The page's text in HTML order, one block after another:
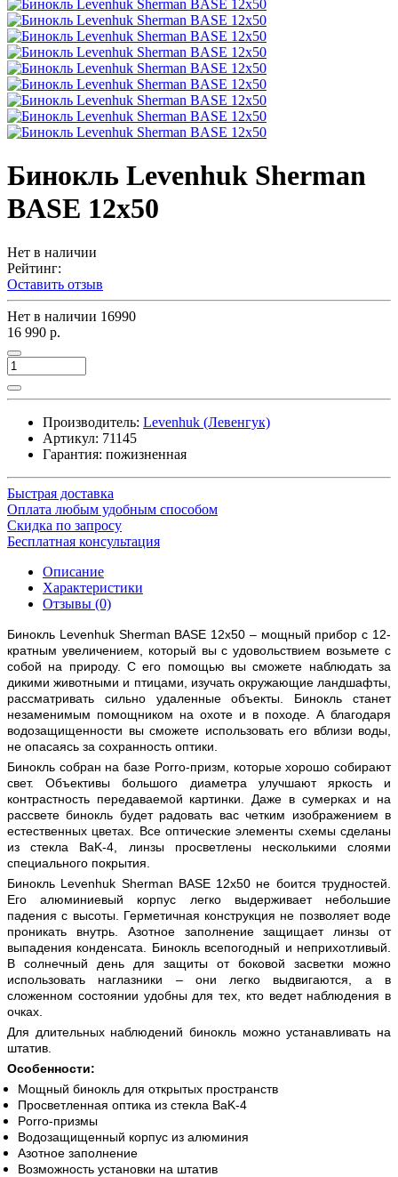
Бинокль Levenhuk Sherman
BASE 12x50
Нет в наличии
Рейтинг:
Оставить отзыв
Нет в наличии 16990
16 990 р.
Производитель: Levenhuk (Левенгук)
Артикул: 71145
Гарантия: пожизненная
Быстрая доставка
Оплата любым удобным способом
Скидка по запросу
Бесплатная консультация
Описание
Характеристики
Отзывы (0)
Бинокль Levenhuk Sherman BASE 12x50 – мощный прибор с 12-
кратным увеличением, который вы с удовольствием возьмете с
собой на природу. С его помощью вы сможете наблюдать за
дикими животными и птицами, изучать окружающие ландшафты,
рассматривать сильно удаленные объекты. Бинокль станет
незаменимым помощником на охоте и в походе. А благодаря
водозащищенности вы сможете использовать его вблизи воды,
не опасаясь за сохранность оптики.
Бинокль собран на базе Porro-призм, которые хорошо собирают
свет. Объективы большого диаметра улучшают яркость и
контрастность передаваемой картинки. Даже в сумерках и на
рассвете бинокль будет радовать вас четким изображением в
естественных цветах. Все оптические элементы схемы сделаны
из стекла BaK-4, линзы просветлены несколькими слоями
специального покрытия.
Бинокль Levenhuk Sherman BASE 12x50 не боится трудностей.
Его алюминиевый корпус легко выдерживает небольшие
падения с высоты. Герметичная конструкция не позволяет воде
проникать внутрь. Азотное заполнение защищает линзы от
выпадения конденсата. Бинокль всепогодный и неприхотливый.
В солнечный день для защиты от боковой засветки можно
использовать наглазники – они легко выдвигаются, а в
сложенном состоянии удобны для тех, кто ведет наблюдения в
очках.
Для длительных наблюдений бинокль можно устанавливать на
штатив.
Особенности:
Мощный бинокль для открытых пространств
Просветленная оптика из стекла BaK-4
Porro-призмы
Водозащищенный корпус из алюминия
Азотное заполнение
Возможность установки на штатив